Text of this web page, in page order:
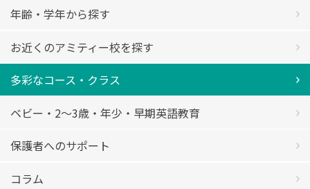
年齢・学年から探す
お近くのアミティー校を探す
多彩なコース・クラス
ベビー・2〜3歳・年少・早期英語教育
保護者へのサポート
コラム